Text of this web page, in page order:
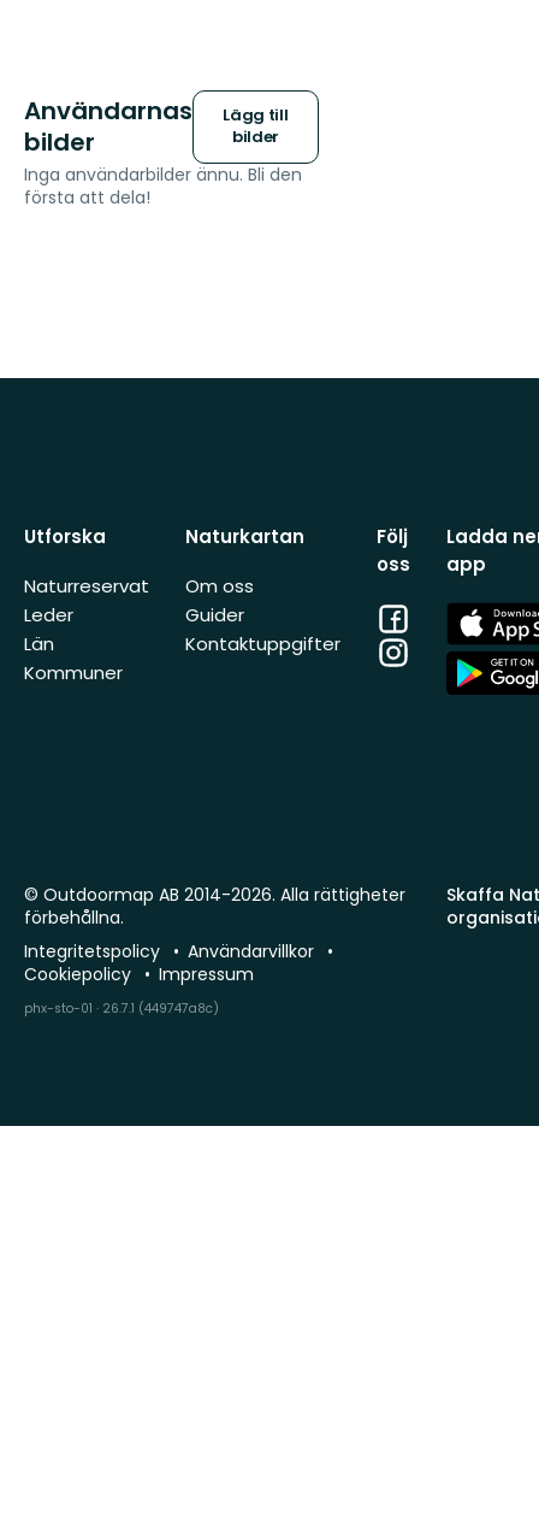
Användarnas
bilder
Lägg till
bilder
Inga användarbilder ännu. Bli den
första att dela!
Utforska
Naturreservat
Leder
Län
Kommuner
Naturkartan
Om oss
Guider
Kontaktuppgifter
Följ
oss
Facebook
Instagram
Ladda
app
App
Store
App
Store
Skaffa
© Outdoormap AB 2014-2026. Alla rättigheter
förbehållna.
Integritetspolicy
Användarvillkor
Cookiepolicy
Impressum
phx-sto-01 · 26.7.1 (449747a8c)